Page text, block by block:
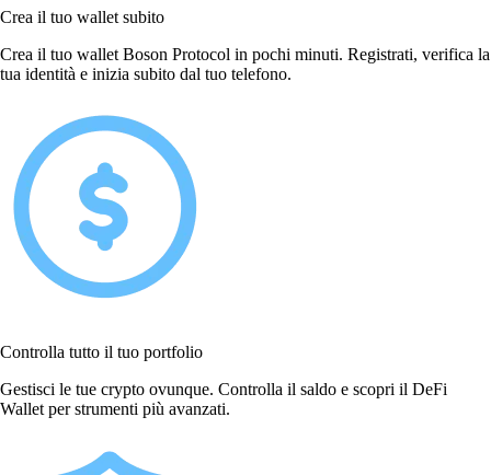
Crea il tuo wallet subito
Crea il tuo wallet Boson Protocol in pochi minuti. Registrati, verifica la
tua identità e inizia subito dal tuo telefono.
Controlla tutto il tuo portfolio
Gestisci le tue crypto ovunque. Controlla il saldo e scopri il DeFi
Wallet per strumenti più avanzati.